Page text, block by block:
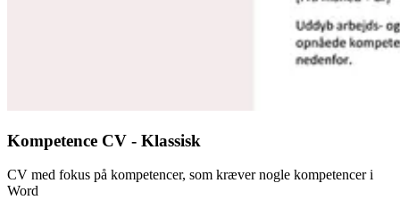
Kompetence CV - Klassisk
CV med fokus på kompetencer, som kræver nogle kompetencer i
Word